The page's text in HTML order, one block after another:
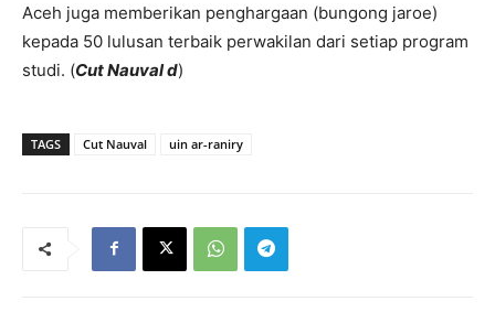
Aceh juga memberikan penghargaan (bungong jaroe)
kepada 50 lulusan terbaik perwakilan dari setiap program
studi. (Cut Nauval d)
TAGS Cut Nauval uin ar-raniry